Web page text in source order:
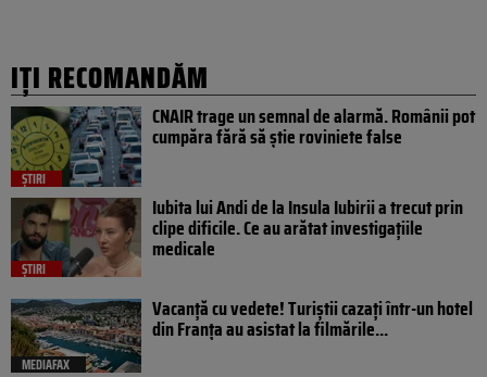
IȚI RECOMANDĂM
ȘTIRI
CNAIR trage un semnal de alarmă. Românii pot
cumpăra fără să știe roviniete false
ȘTIRI
Iubita lui Andi de la Insula Iubirii a trecut prin
clipe dificile. Ce au arătat investigațiile
medicale
MEDIAFAX
Vacanță cu vedete! Turiștii cazați într-un hotel
din Franța au asistat la filmările...